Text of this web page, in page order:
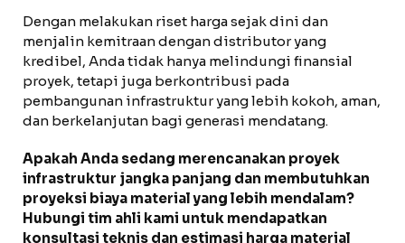
Dengan melakukan riset harga sejak dini dan
menjalin kemitraan dengan distributor yang
kredibel, Anda tidak hanya melindungi finansial
proyek, tetapi juga berkontribusi pada
pembangunan infrastruktur yang lebih kokoh, aman,
dan berkelanjutan bagi generasi mendatang.
Apakah Anda sedang merencanakan proyek
infrastruktur jangka panjang dan membutuhkan
proyeksi biaya material yang lebih mendalam?
Hubungi tim ahli kami untuk mendapatkan
konsultasi teknis dan estimasi harga material